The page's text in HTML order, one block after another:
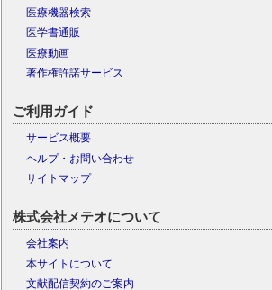
医療機器検索
医学書通販
医療動画
著作権許諾サービス
ご利用ガイド
サービス概要
ヘルプ・お問い合わせ
サイトマップ
株式会社メテオについて
会社案内
本サイトについて
文献配信契約のご案内